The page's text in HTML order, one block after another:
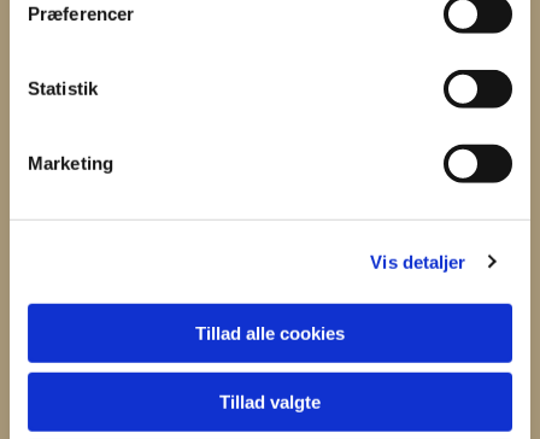
Præferencer
Statistik
Marketing
Vis detaljer
Tillad alle cookies
Tillad valgte
Du vil måske også kunne